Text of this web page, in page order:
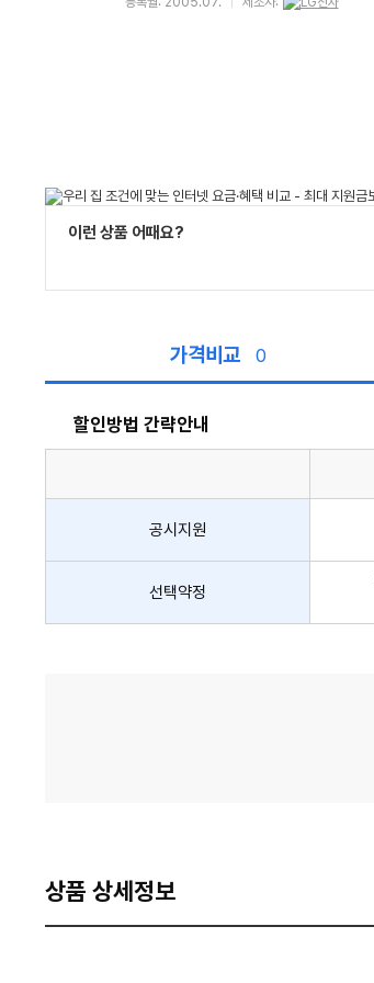
이런 상품 어때요?
가격비교 0
할인방법 간략안내
인
방
략
공시지원
선택약정
상품 상세정보